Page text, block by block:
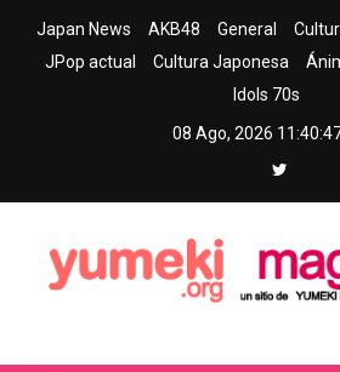
Japan News AKB48 General
JPop actual
Cultura Japonesa
Idols 70s
08 Ago, 2026